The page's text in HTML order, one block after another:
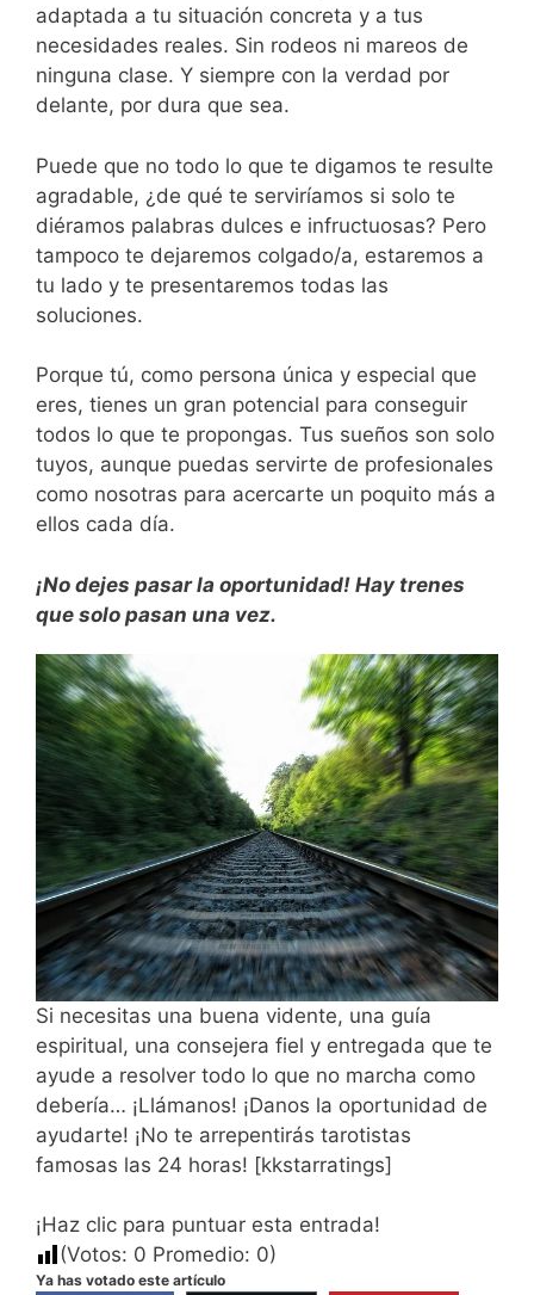
adaptada a tu situación concreta y a tus
necesidades reales. Sin rodeos ni mareos de
ninguna clase. Y siempre con la verdad por
delante, por dura que sea.
Puede que no todo lo que te digamos te resulte
agradable, ¿de qué te serviríamos si solo te
diéramos palabras dulces e infructuosas? Pero
tampoco te dejaremos colgado/a, estaremos a
tu lado y te presentaremos todas las
soluciones.
Porque tú, como persona única y especial que
eres, tienes un gran potencial para conseguir
todos lo que te propongas. Tus sueños son solo
tuyos, aunque puedas servirte de profesionales
como nosotras para acercarte un poquito más a
ellos cada día.
¡No dejes pasar la oportunidad! Hay trenes
que solo pasan una vez.
Si necesitas una buena vidente, una guía
espiritual, una consejera fiel y entregada que te
ayude a resolver todo lo que no marcha como
debería… ¡Llámanos! ¡Danos la oportunidad de
ayudarte! ¡No te arrepentirás tarotistas
famosas las 24 horas! [kkstarratings]
¡Haz clic para puntuar esta entrada!
(Votos: 0 Promedio: 0)
Ya has votado este artículo